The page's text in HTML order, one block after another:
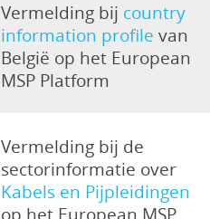
Vermelding bij country
information profile van
België op het European
MSP Platform
Vermelding bij de
sectorinformatie over
Kabels en Pijpleidingen
op het European MSP